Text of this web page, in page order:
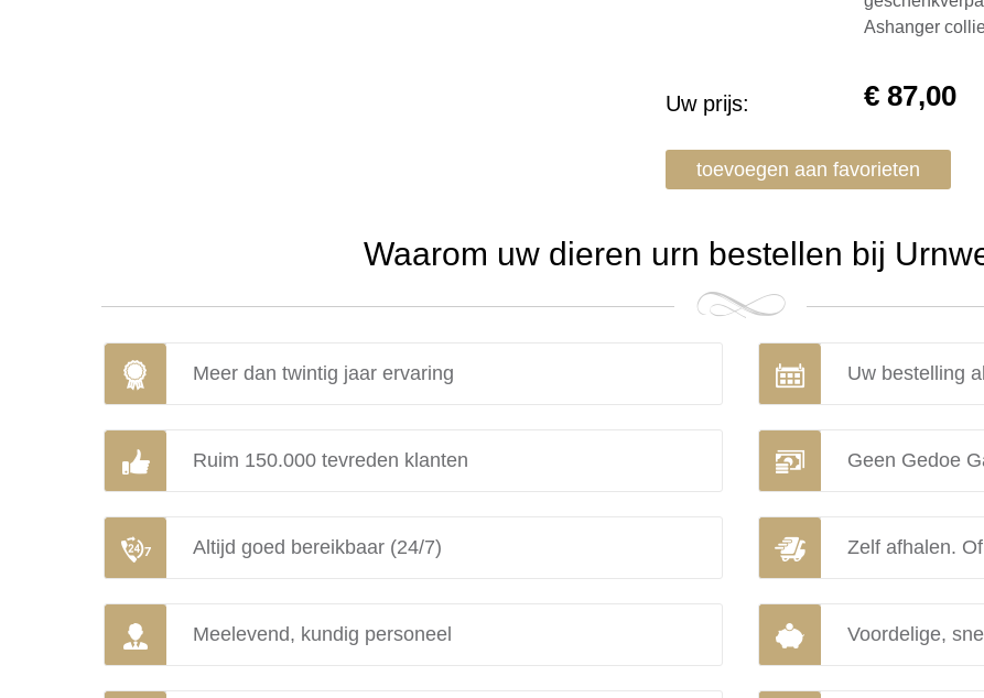
Ashanger
Uw prijs: €87,00
toevoegen aan favorieten
Waarom uw dieren urn bestellen bij
Meer dan twintig jaar ervaring Uw bestelling
Ruim 150.000 tevreden klanten Geen Gedoe
Altijd goed bereikbaar (24/7) Zelf afhalen.
Meelevend, kundig personeel Voordelige,